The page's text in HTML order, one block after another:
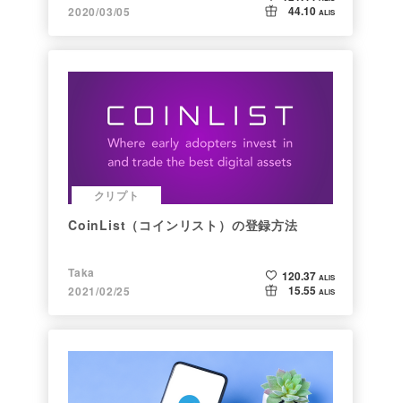
2020/03/05
44.10 ALIS
クリプト
CoinList（コインリスト）の登録方法
Taka
2021/02/25
120.37 ALIS
15.55 ALIS